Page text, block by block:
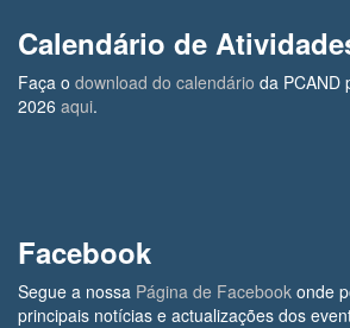
Calendário de
Faça o download do calendário da PCAND
2026 aqui.
Facebook
Segue a nossa Página de Facebook onde
principais notícias e actualizações dos